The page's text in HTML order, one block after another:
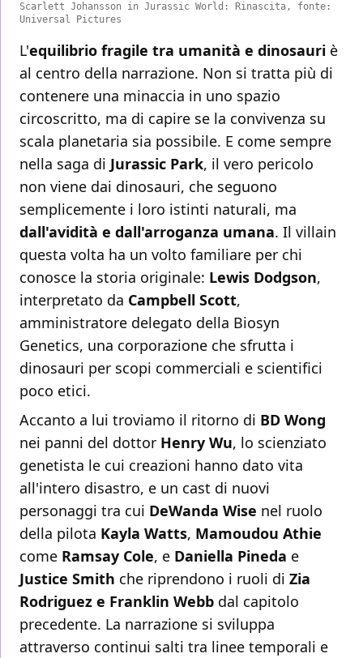
Scarlett Johansson in Jurassic World: Rinascita, fonte:
Universal Pictures
L'equilibrio fragile tra umanità e dinosauri è
al centro della narrazione. Non si tratta più di
contenere una minaccia in uno spazio
circoscritto, ma di capire se la convivenza su
scala planetaria sia possibile. E come sempre
nella saga di Jurassic Park, il vero pericolo
non viene dai dinosauri, che seguono
semplicemente i loro istinti naturali, ma
dall'avidità e dall'arroganza umana. Il villain
questa volta ha un volto familiare per chi
conosce la storia originale: Lewis Dodgson,
interpretato da Campbell Scott,
amministratore delegato della Biosyn
Genetics, una corporazione che sfrutta i
dinosauri per scopi commerciali e scientifici
poco etici.
Accanto a lui troviamo il ritorno di BD Wong
nei panni del dottor Henry Wu, lo scienziato
genetista le cui creazioni hanno dato vita
all'intero disastro, e un cast di nuovi
personaggi tra cui DeWanda Wise nel ruolo
della pilota Kayla Watts, Mamoudou Athie
come Ramsay Cole, e Daniella Pineda e
Justice Smith che riprendono i ruoli di Zia
Rodriguez e Franklin Webb dal capitolo
precedente. La narrazione si sviluppa
attraverso continui salti tra linee temporali e